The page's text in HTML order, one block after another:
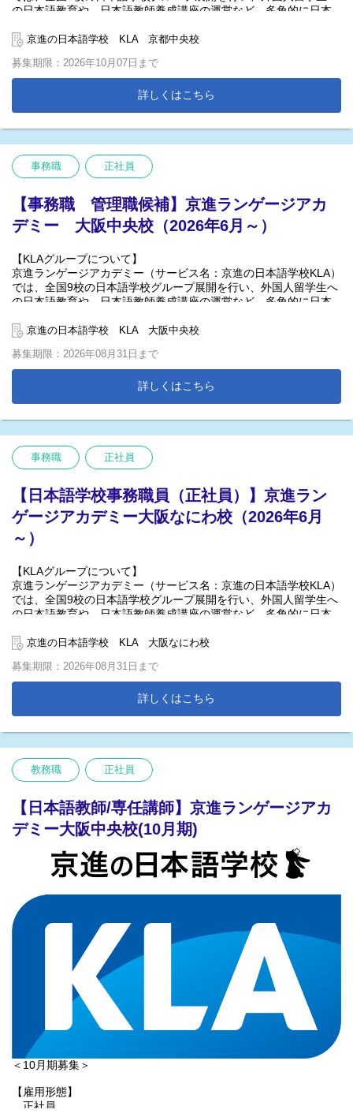
得られる
行政の動きに左右されにくい安定的な経営を目指している
今回、海外営業担当者を募集いたします。
主に、中国エリア以外の地域の留学生の募集に関する営業活動を
※『中国エリア』の営業職に関しましては、別ページに掲載をし
ております。
■ビザ申請等に関する事務
■海外留学エージェントへの営業活動
■海外留学フェアでの留学生募集活動
※年複数回の海外出張があります。
※勤務地は東京都新宿区高田馬場です。
の日本語教育や、日本語教師養成講座の運営など、多角的に日本
績を持つ教育企業である、株式会社京進(東証スタンダード上場)を
「日本一働きたい日本語学校」を目指し、待遇の改善や働きやす
い環境づくりを続けています。
【具体的な業務内容】
■入管書類作成
■学生管理
■受け入れ業務 等
【勤務地】京都府
※将来、関西圏他校舎（大阪なにわ校・大阪中央校・神戸校・び
わこ校等）へ異動の可能性もございます
京進の日本語学校 KLA 京都中央校
募集期限：2026年10月07日まで
詳しくはこちら
事務職 正社員
【事務職 管理職候補】京進ランゲージアカ
デミー 大阪中央校（2026年6月～）
【KLAグループについて】
京進ランゲージアカデミー（サービス名：京進の日本語学校KLA）
では、全国9校の日本語学校グループ展開を行い、外国人留学生へ
の日本語教育や、日本語教師養成講座の運営など、多角的に日本
績を持つ教育企業である、株式会社京進(東証スタンダード上場)を
「日本一働きたい日本語学校」を目指し、待遇の改善や働きやす
い環境づくりを続けています。
京進の日本語学校KLAでは、校運営を引っ張って行っていただく方
事業拡大に伴い将来の学校管理者候補としての力を求めていま
す。
「日本語学校での勤務経験がある」「他業種でのマネジメント経
験を活かしたい」という方、大歓迎です！
【職務内容】
日本語学校での事務
【雇用形態】
正社員（試用期間有）
【具体的には】
学校運営に関する事務（予算・安全・従業員管理）
ビザ関連業務
留学生の生活サポート
学校のイベント企画・行事運営 等
【勤務地】大阪中央校
こ校等）へ異動の可能性もございます
京進の日本語学校 KLA 大阪中央校
募集期限：2026年08月31日まで
詳しくはこちら
事務職 正社員
【日本語学校事務職員（正社員）】京進ラン
ゲージアカデミー大阪なにわ校（2026年6月
～）
【KLAグループについて】
京進ランゲージアカデミー（サービス名：京進の日本語学校KLA）
では、全国9校の日本語学校グループ展開を行い、外国人留学生へ
の日本語教育や、日本語教師養成講座の運営など、多角的に日本
績を持つ教育企業である、株式会社京進(東証スタンダード上場)を
「日本一働きたい日本語学校」を目指し、待遇の改善や働きやす
い環境づくりを続けています。
【具体的な業務内容】
■入管書類作成
■学生管理
■受け入れ業務 等
【勤務地】大阪府
※将来、関西圏他校舎（大阪中央校・京都中央校・神戸校・びわ
京進の日本語学校 KLA 大阪なにわ校
募集期限：2026年08月31日まで
詳しくはこちら
教務職 正社員
【日本語教師/専任講師】京進ランゲージアカ
デミー大阪中央校(10月期)
＜10月期募集＞
【雇用形態】
正社員